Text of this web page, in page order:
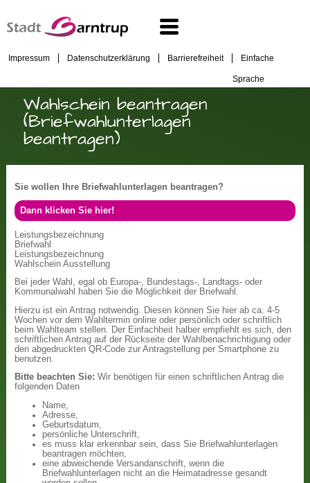
Impressum Datenschutzerklärung Barrierefreiheit Einfache
Sprache
Wahlschein beantragen
(Briefwahlunterlagen
beantragen)
Sie wollen Ihre Briefwahlunterlagen beantragen?
Dann klicken Sie hier!
Leistungsbezeichnung
Briefwahl
Leistungsbezeichnung
Wahlschein Ausstellung
Bei jeder Wahl, egal ob Europa-, Bundestags-, Landtags- oder
Kommunalwahl haben Sie die Möglichkeit der Briefwahl.
Hierzu ist ein Antrag notwendig. Diesen können Sie hier ab ca. 4-5
Wochen vor dem Wahltermin online oder persönlich oder schriftlich
beim Wahlteam stellen. Der Einfachheit halber empfiehlt es sich, den
schriftlichen Antrag auf der Rückseite der Wahlbenachrichtigung oder
den abgedruckten QR-Code zur Antragstellung per Smartphone zu
benutzen.
Bitte beachten Sie: Wir benötigen für einen schriftlichen Antrag die
folgenden Daten
Name,
Adresse,
Geburtsdatum,
persönliche Unterschrift,
es muss klar erkennbar sein, dass Sie Briefwahlunterlagen
beantragen möchten,
eine abweichende Versandanschrift, wenn die
Briefwahlunterlagen nicht an die Heimatadresse gesandt